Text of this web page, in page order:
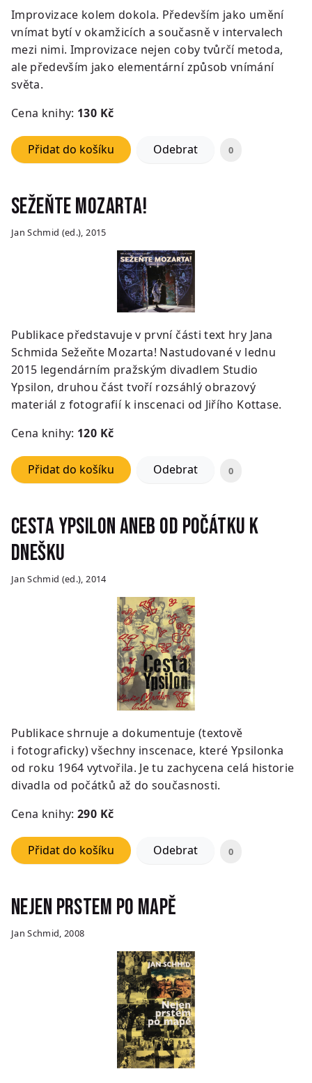
Improvizace kolem dokola. Především jako umění
vnímat bytí v okamžicích a současně v intervalech
mezi nimi. Improvizace nejen coby tvůrčí metoda,
ale především jako elementární způsob vnímání
světa.
Cena knihy: 130 Kč
Přidat do košíku Odebrat 0
Sežeňte Mozarta!
Jan Schmid (ed.), 2015
Publikace představuje v první části text hry Jana
Schmida Sežeňte Mozarta! Nastudované v lednu
2015 legendárním pražským divadlem Studio
Ypsilon, druhou část tvoří rozsáhlý obrazový
materiál z fotografií k inscenaci od Jiřího Kottase.
Cena knihy: 120 Kč
Přidat do košíku Odebrat 0
Cesta Ypsilon aneb Od počátku k
dnešku
Jan Schmid (ed.), 2014
Publikace shrnuje a dokumentuje (textově
i fotograficky) všechny inscenace, které Ypsilonka
od roku 1964 vytvořila. Je tu zachycena celá historie
divadla od počátků až do současnosti.
Cena knihy: 290 Kč
Přidat do košíku Odebrat 0
Nejen prstem po mapě
Jan Schmid, 2008